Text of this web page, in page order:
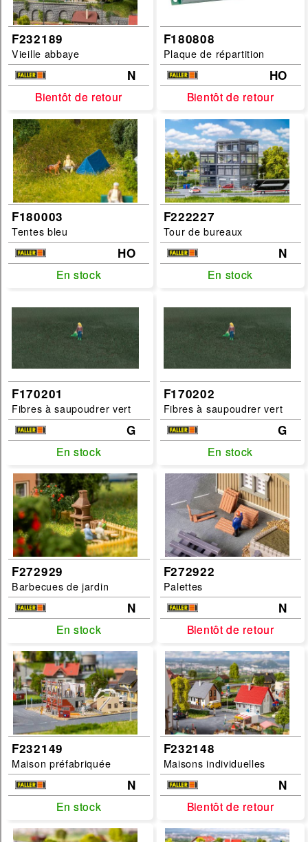
F232189
Vieille abbaye
N
Bientôt de retour
Bientôt de retour
F180808
Plaque de répartition
HO
Bientôt de retour
Bientôt de retour
F180003
Tentes bleu
HO
En stock
En stock
F222227
Tour de bureaux
N
En stock
En stock
F170201
Fibres à saupoudrer vert
G
En stock
En stock
F170202
Fibres à saupoudrer vert
G
En stock
En stock
F272929
Barbecues de jardin
N
En stock
En stock
F272922
Palettes
N
Bientôt de retour
Bientôt de retour
F232149
Maison préfabriquée
N
En stock
En stock
F232148
Maisons individuelles
N
Bientôt de retour
Bientôt de retour